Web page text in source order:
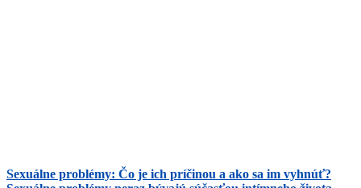
Sexuálne problémy: Čo je ich príčinou a ako sa im vyhnúť?